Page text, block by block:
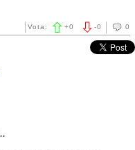
0
-0
Vota: +0